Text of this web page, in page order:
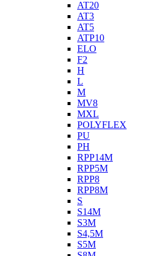
AT20
AT3
AT5
ATP10
ELO
F2
H
L
M
MV8
MXL
POLYFLEX
PU
PH
RPP14M
RPP5M
RPP8
RPP8M
S
S14M
S3M
S4,5M
S5M